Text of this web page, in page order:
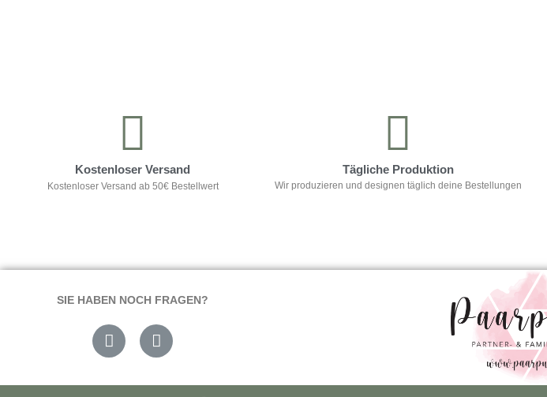
Kostenloser Versand
Kostenloser Versand ab 50€ Bestellwert
Tägliche Produktion
Wir produzieren und designen täglich deine Bestellungen
SIE HABEN NOCH FRAGEN?